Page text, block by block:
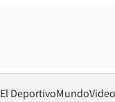
El DeportivoMundo